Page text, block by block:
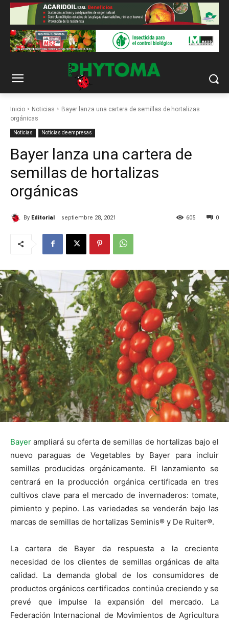
Inicio Noticias
Bayer lanza una cartera de semillas de hortalizas
orgánicas
Noticias Noticias de empresas
Bayer lanza una cartera de
semillas de hortalizas
orgánicas
By Editorial septiembre 28, 2021 0
605
Bayer ampliará su oferta de semillas de hortalizas bajo el
nuevo paraguas de Vegetables by Bayer para incluir
semillas producidas orgánicamente. El lanzamiento se
centrará en la producción orgánica certificada en tres
cultivos clave para el mercado de invernaderos: tomate,
pimiento y pepino. Las variedades se venderán bajo las
marcas de semillas de hortalizas Seminis® y De Ruiter®.
La cartera de Bayer da respuesta a la creciente
necesidad de los clientes de semillas orgánicas de alta
calidad. La demanda global de los consumidores de
productos orgánicos certificados continúa creciendo y se
prevé que impulse la expansión del mercado. La
Federación Internacional de Movimientos de Agricultura